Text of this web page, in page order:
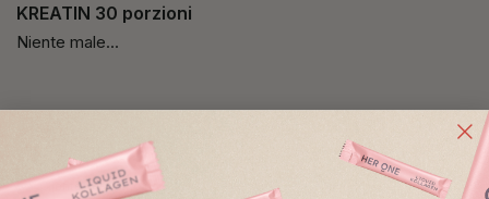
KREATIN 30 porzioni
Niente male...
Cliente verificato